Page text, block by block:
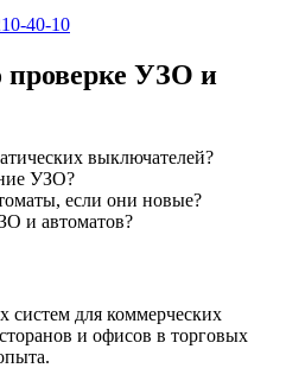
40-10
проверке УЗО и
выключателей?
УЗО?
если они новые?
и автоматов?
для коммерческих
и офисов в торговых